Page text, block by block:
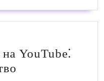
YouTube⁚